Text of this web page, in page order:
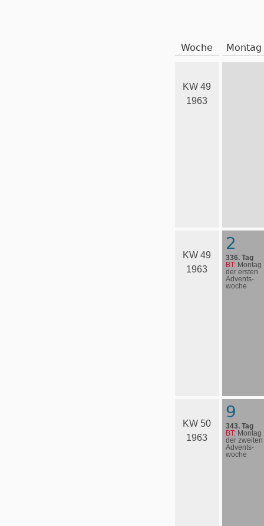
Woche Montag
KW 49
1963
KW 49
1963
2
336. Tag
BT: Montag
der ersten
Advents­
woche
KW 50
1963
9
343. Tag
BT: Montag
der zweiten
Advents­
woche